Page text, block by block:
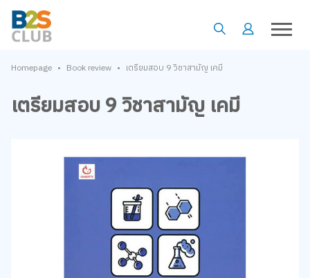
Homepage • Book review • เตรียมสอบ 9 วิชาสามัญ เคมี
เตรียมสอบ 9 วิชาสามัญ เคมี